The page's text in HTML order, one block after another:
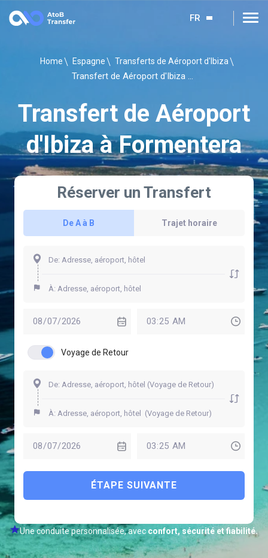
FR
Home Espagne Transferts de Aéroport d'Ibiza
Transfert de Aéroport d'Ibiza à Formentera
Transfert de Aéroport
d'Ibiza à Formentera
Réserver un Transfert
De A à B Trajet horaire
Voyage de Retour
ÉTAPE SUIVANTE
Une conduite personnalisée, avec confort, sécurité et fiabilité.